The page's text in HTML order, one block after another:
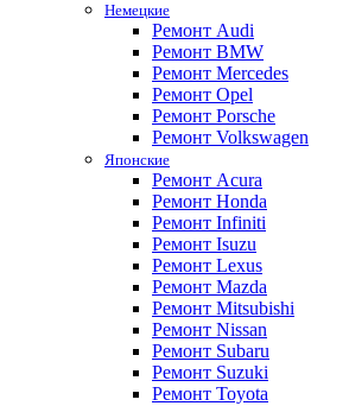
Немецкие
Ремонт Audi
Ремонт BMW
Ремонт Mercedes
Ремонт Opel
Ремонт Porsche
Ремонт Volkswagen
Японские
Ремонт Acura
Ремонт Honda
Ремонт Infiniti
Ремонт Isuzu
Ремонт Lexus
Ремонт Mazda
Ремонт Mitsubishi
Ремонт Nissan
Ремонт Subaru
Ремонт Suzuki
Ремонт Toyota